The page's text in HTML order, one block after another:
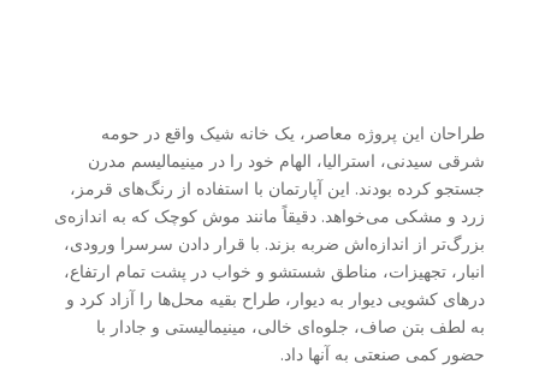
طراحان این پروژه معاصر، یک خانه شیک واقع در حومه
شرقی سیدنی، استرالیا، الهام خود را در مینیمالیسم مدرن
جستجو کرده بودند. این آپارتمان با استفاده از رنگ‌های قرمز،
زرد و مشکی می‌خواهد. دقیقاً مانند موش کوچک که به اندازه‌ی
بزرگ‌تر از اندازه‌اش ضربه بزند. با قرار دادن سرسرا ورودی،
انبار، تجهیزات، مناطق شستشو و خواب در پشت تمام ارتفاع،
درهای کشویی دیوار به دیوار، طراح بقیه محل‌ها را آزاد کرد و
به لطف بتن صاف، جلوه‌ای خالی، مینیمالیستی و جادار با
حضور کمی صنعتی به آنها داد.